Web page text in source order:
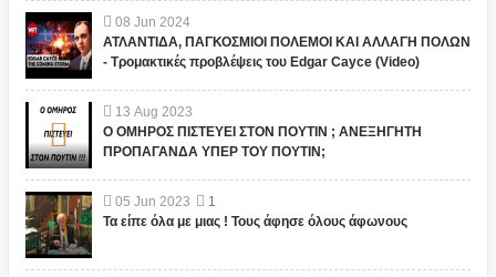
08 Jun 2024
ΑΤΛΑΝΤΙΔΑ, ΠΑΓΚΟΣΜΙΟΙ ΠΟΛΕΜΟΙ ΚΑΙ ΑΛΛΑΓΗ ΠΟΛΩΝ
- Τρομακτικές προβλέψεις του Edgar Cayce (Video)
13 Aug 2023
Ο ΟΜΗΡΟΣ ΠΙΣΤΕΥΕΙ ΣΤΟΝ ΠΟΥΤΙΝ ; ΑΝΕΞΗΓΗΤΗ
ΠΡΟΠΑΓΑΝΔΑ ΥΠΕΡ ΤΟΥ ΠΟΥΤΙΝ;
05 Jun 2023
1
Τα είπε όλα με μιας ! Τους άφησε όλους άφωνους